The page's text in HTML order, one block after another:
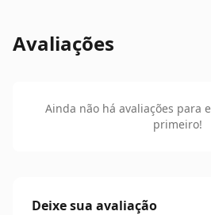
Avaliações
Ainda não há avaliações para
primeiro!
Deixe sua avaliação